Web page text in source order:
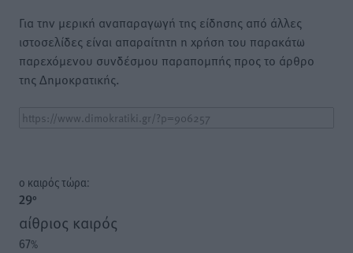
Για την μερική αναπαραγωγή της είδησης από άλλες
ιστοσελίδες είναι απαραίτητη η χρήση του παρακάτω
παρεχόμενου συνδέσμου παραπομπής προς το άρθρο
της Δημοκρατικής.
o καιρός τώρα:
29°
αίθριος καιρός
67%